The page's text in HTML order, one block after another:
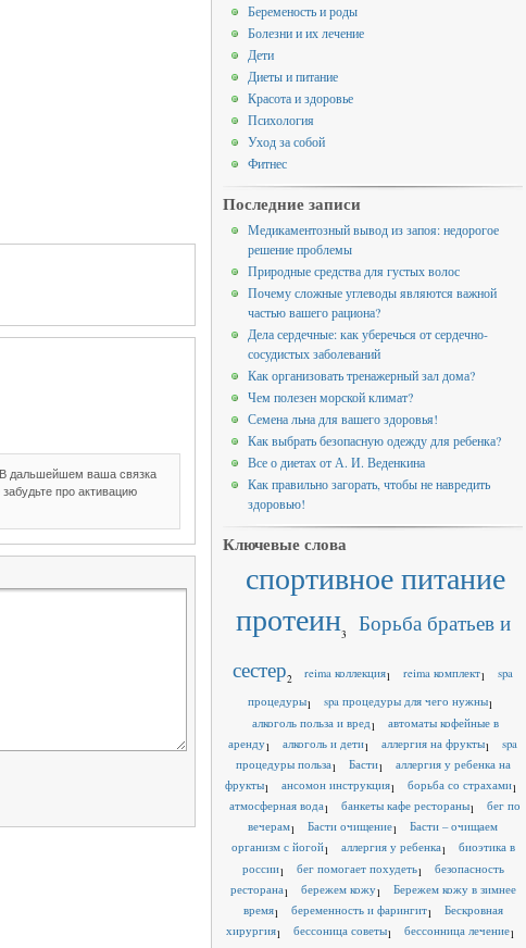
дальшейшем ваша связка
про активацию
Беременость и роды
Болезни и их лечение
Дети
Диеты и питание
Красота и здоровье
Психология
Уход за собой
Фитнес
Последние записи
Медикаментозный вывод из запоя: недорогое
решение проблемы
Природные средства для густых волос
Почему сложные углеводы являются важной
частью вашего рациона?
Дела сердечные: как уберечься от сердечно-
сосудистых заболеваний
Как организовать тренажерный зал дома?
Чем полезен морской климат?
Семена льна для вашего здоровья!
Как выбрать безопасную одежду для ребенка?
Все о диетах от А. И. Веденкина
Как правильно загорать, чтобы не навредить
здоровью!
Ключевые слова
спортивное питание
протеин3
Борьба братьев и
сестер2 reima коллекция1 reima комплект1
spa
процедуры1 spa процедуры для чего нужны1
алкоголь польза и вред1
автоматы кофейные в
аренду1 алкоголь и дети1 аллергия на фрукты1
spa
процедуры польза1 Басти1
аллергия у ребенка на
фрукты1 ансомон инструкция1 борьба со страхами1
атмосферная вода1 банкеты кафе рестораны1
бег по
вечерам1 Басти очищение1
Басти – очищаем
организм с йогой1 аллергия у ребенка1
биоэтика в
россии1 бег помогает похудеть1
безопасность
ресторана1 бережем кожу1
Бережем кожу в зимнее
время1 беременность и фарингит1
Бескровная
хирургия1 бессоница советы1 бессонница лечение1